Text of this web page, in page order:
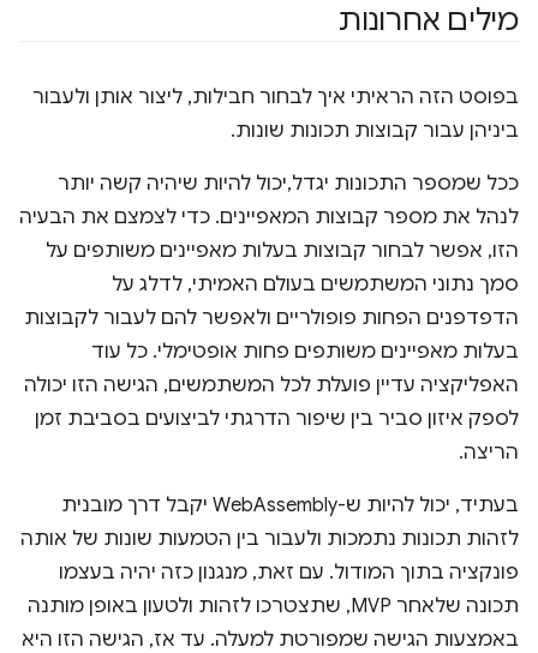
מילים אחרונות
בפוסט הזה הראיתי איך לבחור חבילות, ליצור אותן ולעבור
ביניהן עבור קבוצות תכונות שונות.
ככל שמספר התכונות יגדל,יכול להיות שיהיה קשה יותר
לנהל את מספר קבוצות המאפיינים. כדי לצמצם את הבעיה
הזו, אפשר לבחור קבוצות בעלות מאפיינים משותפים על
סמך נתוני המשתמשים בעולם האמיתי, לדלג על
הדפדפנים הפחות פופולריים ולאפשר להם לעבור לקבוצות
בעלות מאפיינים משותפים פחות אופטימלי. כל עוד
האפליקציה עדיין פועלת לכל המשתמשים, הגישה הזו יכולה
לספק איזון סביר בין שיפור הדרגתי לביצועים בסביבת זמן
הריצה.
בעתיד, יכול להיות ש-WebAssembly יקבל דרך מובנית
לזהות תכונות נתמכות ולעבור בין הטמעות שונות של אותה
פונקציה בתוך המודול. עם זאת, מנגנון כזה יהיה בעצמו
תכונה שלאחר MVP, שתצטרכו לזהות ולטעון באופן מותנה
באמצעות הגישה שמפורטת למעלה. עד אז, הגישה הזו היא